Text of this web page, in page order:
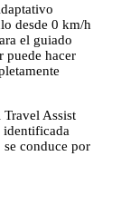
desde 0 km/h
el guiado
puede hacer
Travel Assist
identificada
conduce por